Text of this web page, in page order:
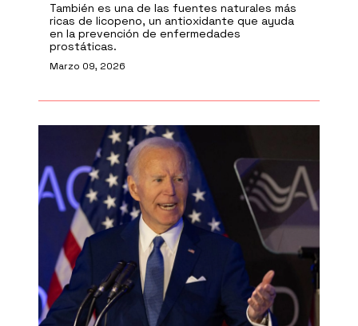
También es una de las fuentes naturales más
ricas de licopeno, un antioxidante que ayuda
en la prevención de enfermedades
prostáticas.
Marzo 09, 2026